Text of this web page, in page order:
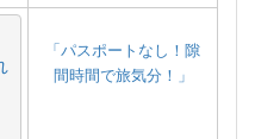
「パスポートなし！隙
間時間で旅気分！」